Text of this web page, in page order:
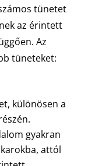
tünetet
az érintett
Az
tüneteket:
különösen a
gyakran
attól